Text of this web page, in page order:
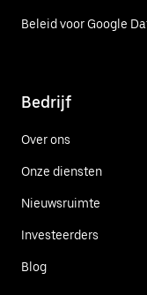
Beleid voor Google
Bedrijf
Over ons
Onze diensten
Nieuwsruimte
Investeerders
Blog